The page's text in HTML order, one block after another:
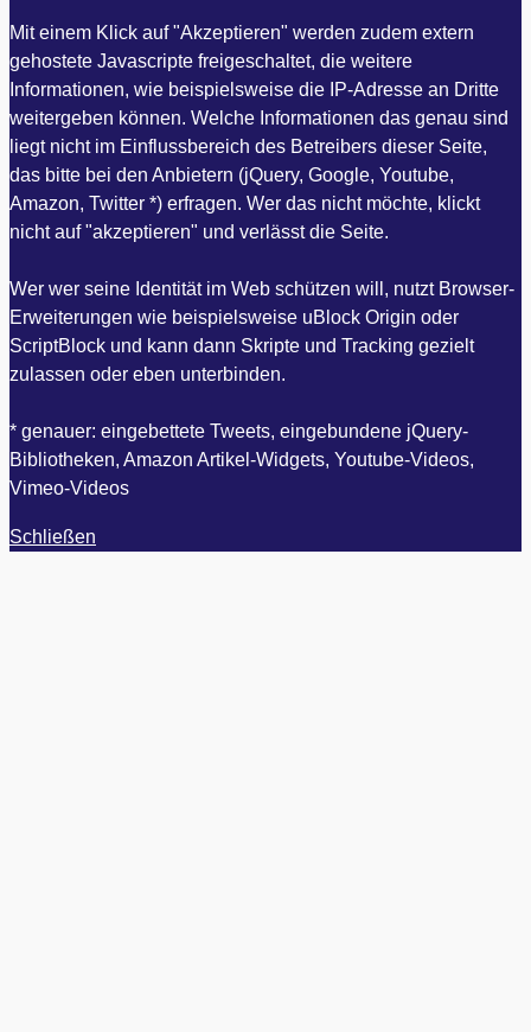
Mit einem Klick auf "Akzeptieren" werden zudem extern
gehostete Javascripte freigeschaltet, die weitere
Informationen, wie beispielsweise die IP-Adresse an Dritte
weitergeben können. Welche Informationen das genau sind
liegt nicht im Einflussbereich des Betreibers dieser Seite,
das bitte bei den Anbietern (jQuery, Google, Youtube,
Amazon, Twitter *) erfragen. Wer das nicht möchte, klickt
nicht auf "akzeptieren" und verlässt die Seite.
Wer wer seine Identität im Web schützen will, nutzt Browser-
Erweiterungen wie beispielsweise uBlock Origin oder
ScriptBlock und kann dann Skripte und Tracking gezielt
zulassen oder eben unterbinden.
* genauer: eingebettete Tweets, eingebundene jQuery-
Bibliotheken, Amazon Artikel-Widgets, Youtube-Videos,
Vimeo-Videos
Schließen